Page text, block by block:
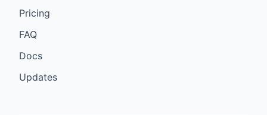
Pricing
FAQ
Docs
Updates